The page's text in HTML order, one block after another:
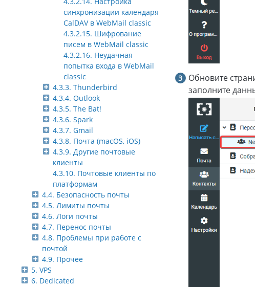
синхронизации календаря
CalDAV в WebMail classic
4.3.2.15. Шифрование
писем в WebMail classic
4.3.2.16. Неудачная
попытка входа в WebMail
classic
4.3.3. Thunderbird
4.3.4. Outlook
4.3.5. The Bat!
4.3.6. Spark
4.3.7. Gmail
4.3.8. Почта (macOS, iOS)
4.3.9. Другие почтовые
клиенты
4.3.10. Почтовые клиенты по
платформам
4.4. Безопасность почты
4.5. Лимиты почты
4.6. Логи почты
4.7. Перенос почты
4.8. Проблемы при работе с
почтой
4.9. Прочее
5. VPS
6. Dedicated
Обновите
заполните